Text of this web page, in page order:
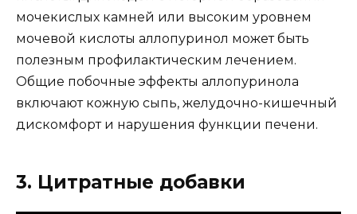
мочекислых камней или высоким уровнем
мочевой кислоты аллопуринол может быть
полезным профилактическим лечением.
Общие побочные эффекты аллопуринола
включают кожную сыпь, желудочно-кишечный
дискомфорт и нарушения функции печени.
3. Цитратные добавки